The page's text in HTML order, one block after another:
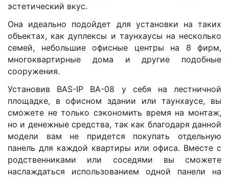
эстетический вкус.
Она идеально подойдет для установки на таких
объектах, как дуплексы и таунхаусы на несколько
семей, небольшие офисные центры на 8 фирм,
многоквартирные дома и другие подобные
сооружения.
Установив BAS-IP BA-08 у себя на лестничной
площадке, в офисном здании или таунхаусе, вы
сможете не только сэкономить время на монтаж,
но и денежные средства, так как благодаря данной
модели вам не придется покупать отдельную
панель для каждой квартиры или офиса. Вместе с
родственниками или соседями вы сможете
наслаждаться использованием одной панели на